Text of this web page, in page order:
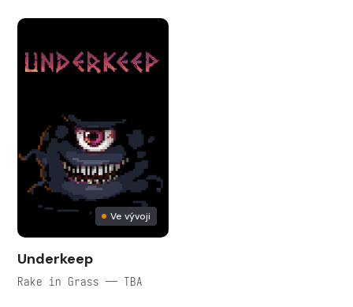
Ve vývoji
Underkeep
Rake in Grass — TBA